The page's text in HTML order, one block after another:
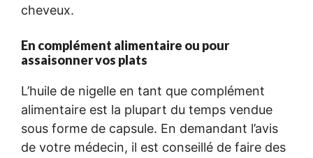
cheveux.
En complément alimentaire ou pour
assaisonner vos plats
L’huile de nigelle en tant que complément
alimentaire est la plupart du temps vendue
sous forme de capsule. En demandant l’avis
de votre médecin, il est conseillé de faire des